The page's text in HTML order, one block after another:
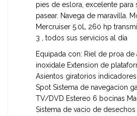
pies de eslora, excelente para
pasear. Navega de maravilla.
Mercruiser 5.0L 260 hp
3 , todos sus servicios al día
Equipada con: Riel de proa de
inoxidale Extension de
Asientos giratorios
Spot Sistema de navegacion
TV/DVD Estereo 6 bocinas
Sistema de vacio de desechos